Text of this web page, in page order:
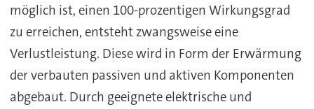
möglich ist, einen 100-prozentigen Wirkungsgrad
zu erreichen, entsteht zwangsweise eine
Verlustleistung. Diese wird in Form der Erwärmung
der verbauten passiven und aktiven Komponenten
abgebaut. Durch geeignete elektrische und